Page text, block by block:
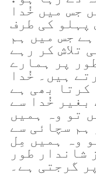
جس میں خُدا
پہلو کی طرف
جس میں ہم
تلاش کر رہے
پر ہمارے
ہیں۔ خُدا
کرتا بھی ہے
بغیر خُدا سے
تو وہ ہمیں
ہم سچائی سے
وہ ہمیں مِل
شاندار طور
پر گرجتی ہے۔